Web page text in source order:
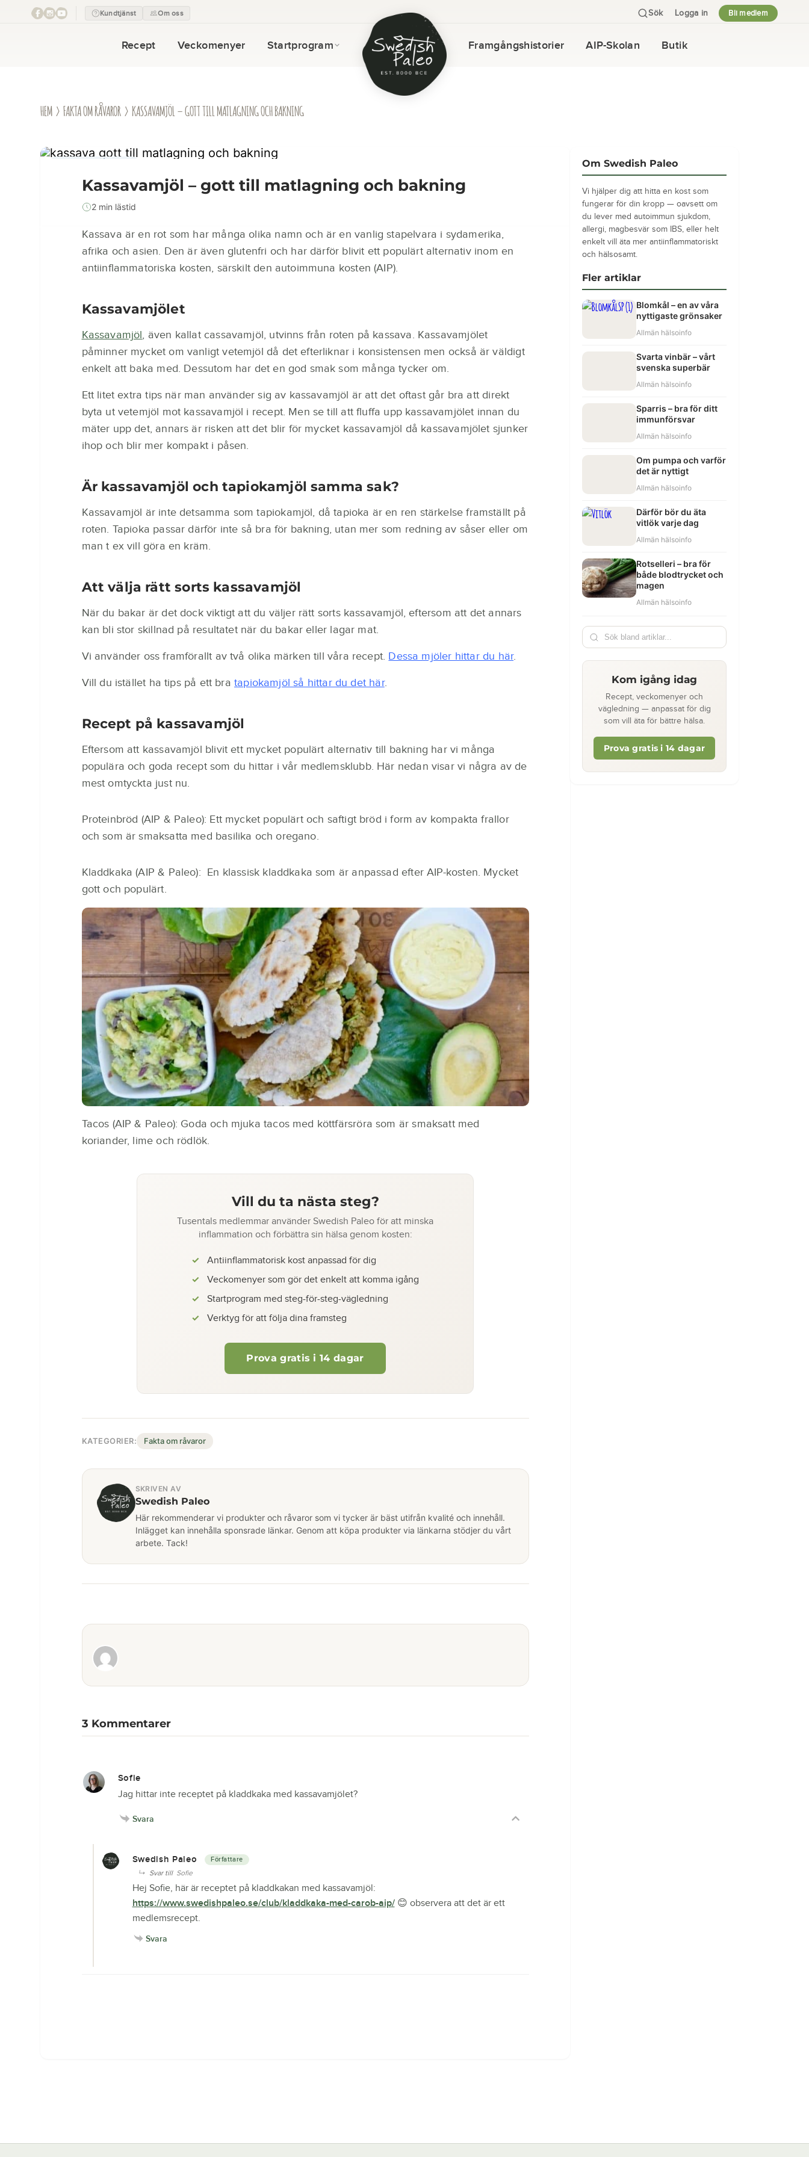
Kundtjänst Om oss Sök Logga in Bli medlem
Recept Veckomenyer Startprogram Framgångshistorier AIP-Skolan Butik
HEM › FAKTA OM RÅVAROR › KASSAVAMJÖL – GOTT TILL MATLAGNING OCH BAKNING
Kassavamjöl – gott till matlagning och bakning
2 min lästid
Kassava är en rot som har många olika namn och är en vanlig stapelvara i sydamerika,
afrika och asien. Den är även glutenfri och har därför blivit ett populärt alternativ inom en
antiinflammatoriska kosten, särskilt den autoimmuna kosten (AIP).
Kassavamjölet
Kassavamjöl, även kallat cassavamjöl, utvinns från roten på kassava. Kassavamjölet
påminner mycket om vanligt vetemjöl då det efterliknar i konsistensen men också är väldigt
enkelt att baka med. Dessutom har det en god smak som många tycker om.
Ett litet extra tips när man använder sig av kassavamjöl är att det oftast går bra att direkt
byta ut vetemjöl mot kassavamjöl i recept. Men se till att fluffa upp kassavamjölet innan du
mäter upp det, annars är risken att det blir för mycket kassavamjöl då kassavamjölet sjunker
ihop och blir mer kompakt i påsen.
Är kassavamjöl och tapiokamjöl samma sak?
Kassavamjöl är inte detsamma som tapiokamjöl, då tapioka är en ren stärkelse framställt på
roten. Tapioka passar därför inte så bra för bakning, utan mer som redning av såser eller om
man t ex vill göra en kräm.
Att välja rätt sorts kassavamjöl
När du bakar är det dock viktigt att du väljer rätt sorts kassavamjöl, eftersom att det annars
kan bli stor skillnad på resultatet när du bakar eller lagar mat.
Vi använder oss framförallt av två olika märken till våra recept. Dessa mjöler hittar du här.
Vill du istället ha tips på ett bra tapiokamjöl så hittar du det här.
Recept på kassavamjöl
Eftersom att kassavamjöl blivit ett mycket populärt alternativ till bakning har vi många
populära och goda recept som du hittar i vår medlemsklubb. Här nedan visar vi några av de
mest omtyckta just nu.
Proteinbröd (AIP & Paleo): Ett mycket populärt och saftigt bröd i form av kompakta frallor
och som är smaksatta med basilika och oregano.
Kladdkaka (AIP & Paleo): En klassisk kladdkaka som är anpassad efter AIP-kosten. Mycket
gott och populärt.
Tacos (AIP & Paleo): Goda och mjuka tacos med köttfärsröra som är smaksatt med
koriander, lime och rödlök.
Vill du ta nästa steg?
Tusentals medlemmar använder Swedish Paleo för att minska
inflammation och förbättra sin hälsa genom kosten:
Antiinflammatorisk kost anpassad för dig
Veckomenyer som gör det enkelt att komma igång
Startprogram med steg-för-steg-vägledning
Verktyg för att följa dina framsteg
Prova gratis i 14 dagar
KATEGORIER: Fakta om råvaror
SKRIVEN AV
Swedish Paleo
Här rekommenderar vi produkter och råvaror som vi tycker är bäst utifrån kvalité och innehåll.
Inlägget kan innehålla sponsrade länkar. Genom att köpa produkter via länkarna stödjer du vårt
arbete. Tack!
3 Kommentarer
Sofie
Jag hittar inte receptet på kladdkaka med kassavamjölet?
Svara
Swedish Paleo
Svar till Sofie
Hej Sofie, här är receptet på kladdkakan med kassavamjöl:
https://www.swedishpaleo.se/club/kladdkaka-med-carob-aip/😊 observera att det är ett
medlemsrecept.
Svara
Om Swedish Paleo
Vi hjälper dig att hitta en kost som
fungerar för din kropp — oavsett om
du lever med autoimmun sjukdom,
allergi, magbesvär som IBS, eller helt
enkelt vill äta mer antiinflammatoriskt
och hälsosamt.
Fler artiklar
Blomkål – en av våra
nyttigaste grönsaker
Allmän hälsoinfo
Svarta vinbär – vårt
svenska superbär
Allmän hälsoinfo
Sparris – bra för ditt
immunförsvar
Allmän hälsoinfo
Om pumpa och varför
det är nyttigt
Allmän hälsoinfo
Därför bör du äta
vitlök varje dag
Allmän hälsoinfo
Rotselleri – bra för
både blodtrycket och
magen
Allmän hälsoinfo
Kom igång idag
Recept, veckomenyer och
vägledning — anpassat för dig
som vill äta för bättre hälsa.
Prova gratis i 14 dagar